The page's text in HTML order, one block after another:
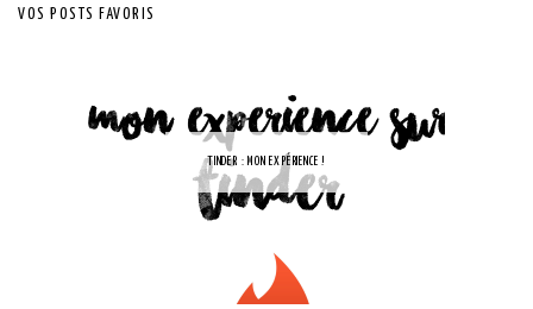
VOS POSTS FAVORIS
TINDER : MON EXPÉRIENCE !